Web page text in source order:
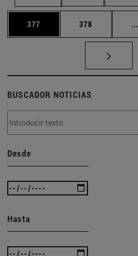
Página
377 Página
378 ...
BUSCADOR NOTICIAS
Desde
Hasta